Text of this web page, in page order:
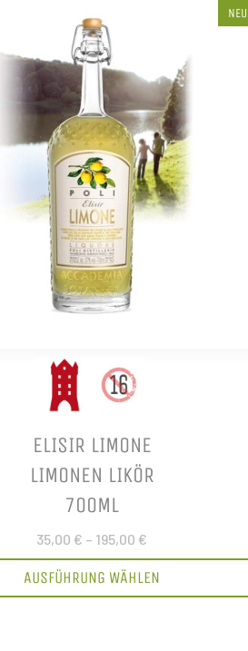
NEU
ELISIR LIMONE
LIMONEN LIKÖR
700ML
35,00 € – 195,00 €
AUSFÜHRUNG WÄHLEN